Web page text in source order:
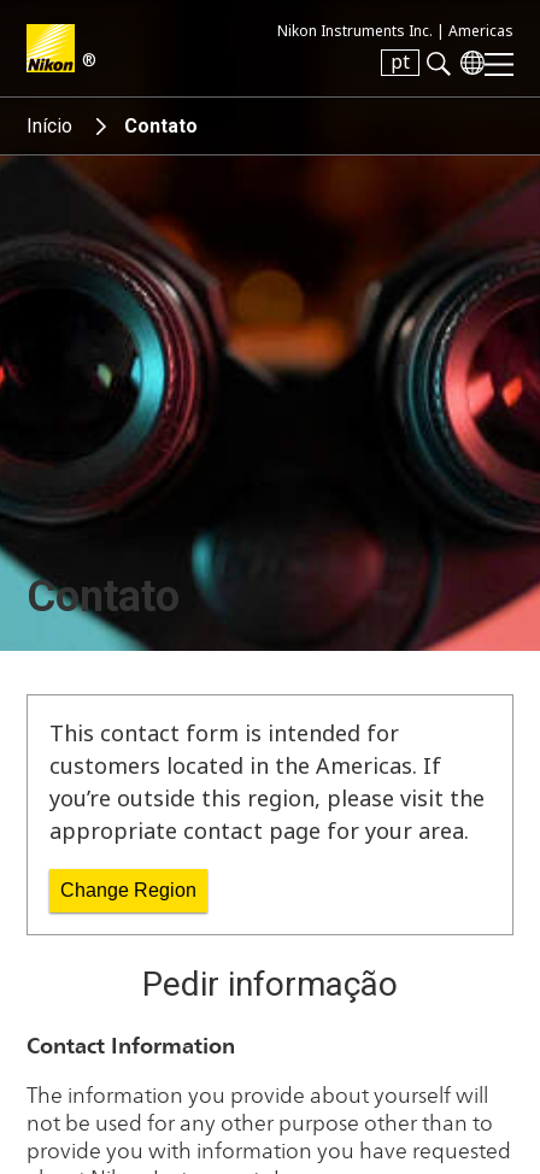
®
Nikon Instruments Inc. | Americas
pt
Search keyword(s)
Início Contato
Contato
This contact form is intended for
customers located in the Americas. If
you’re outside this region, please visit the
appropriate contact page for your area.
Change Region
Pedir informação